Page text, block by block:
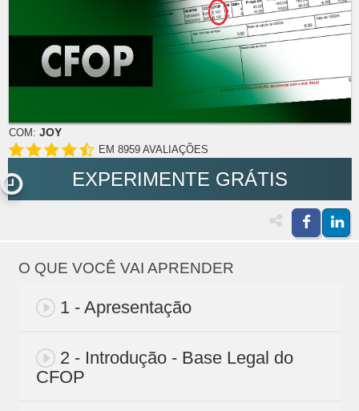
COM: JOY
EM 8959 AVALIAÇÕES
EXPERIMENTE GRÁTIS
O QUE VOCÊ VAI APRENDER
1 - Apresentação
2 - Introdução - Base Legal do
CFOP